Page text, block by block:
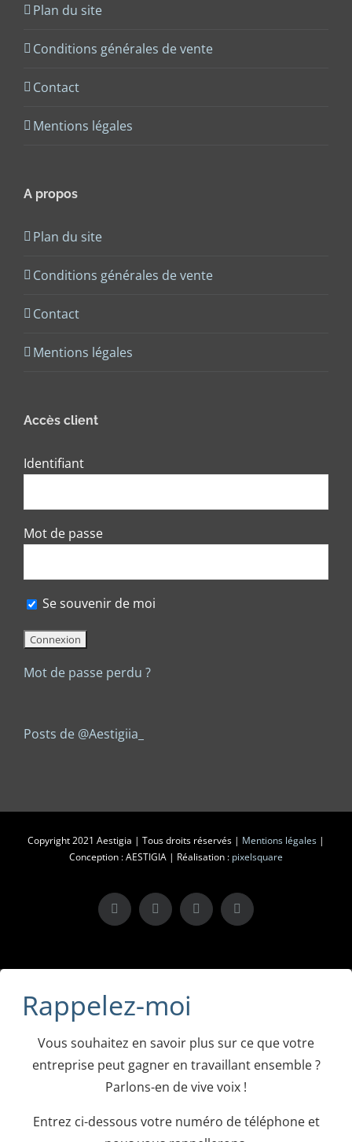
Plan du site
Conditions générales de vente
Contact
Mentions légales
A propos
Plan du site
Conditions générales de vente
Contact
Mentions légales
Accès client
Identifiant
Mot de passe
Se souvenir de moi
Mot de passe perdu ?
Posts de @Aestigiia_
Copyright 2021 Aestigia | Tous droits réservés | Mentions légales |
Conception : AESTIGIA | Réalisation : pixelsquare
X LinkedInInstagramFacebook
Rappelez-moi
Vous souhaitez en savoir plus sur ce que votre
entreprise peut gagner en travaillant ensemble ?
Parlons-en de vive voix !
Entrez ci-dessous votre numéro de téléphone et